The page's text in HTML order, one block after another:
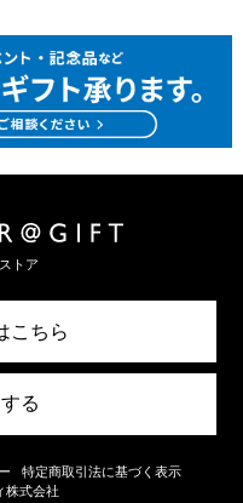
トア
こちら
る
特定商取引法に基づく表示
株式会社